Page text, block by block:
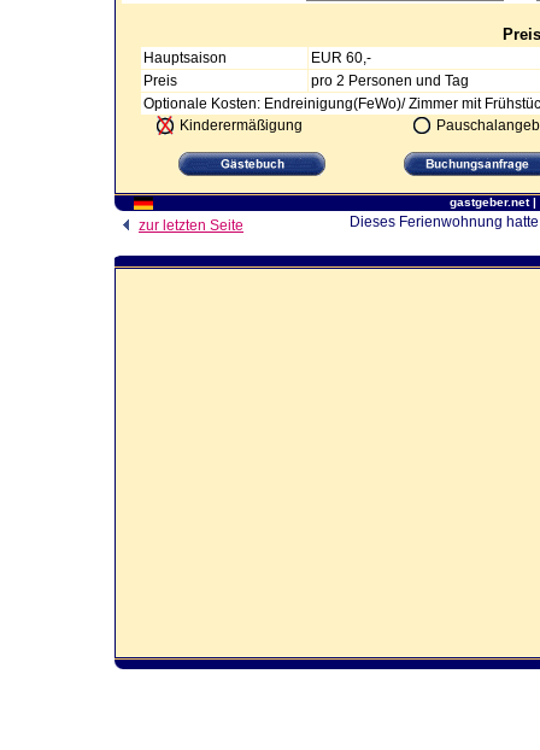
Hauptsaison
EUR 60,-
Preis
pro 2 Personen und Tag
Optionale Kosten: Endreinigung(FeWo)/ Zimmer mit
Kinderermäßigung
gastgeber.net|
zur letzten Seite Dieses Ferienwohnung